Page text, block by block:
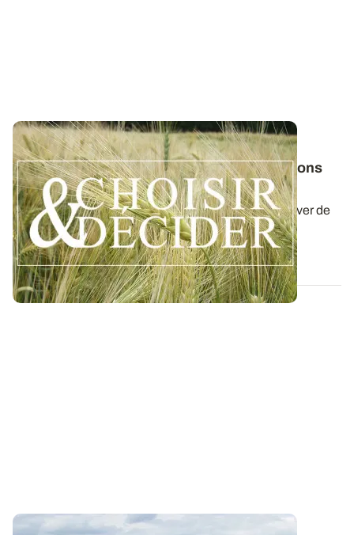
NORMANDIE
Orge d'hiver : téléchargez nos préconisations
pour les semis 2026
Retrouvez nos préconisations 2026/2027 pour cultiver de
l'orge d'hiver en Normandie dans...
06 AOÛT 2026